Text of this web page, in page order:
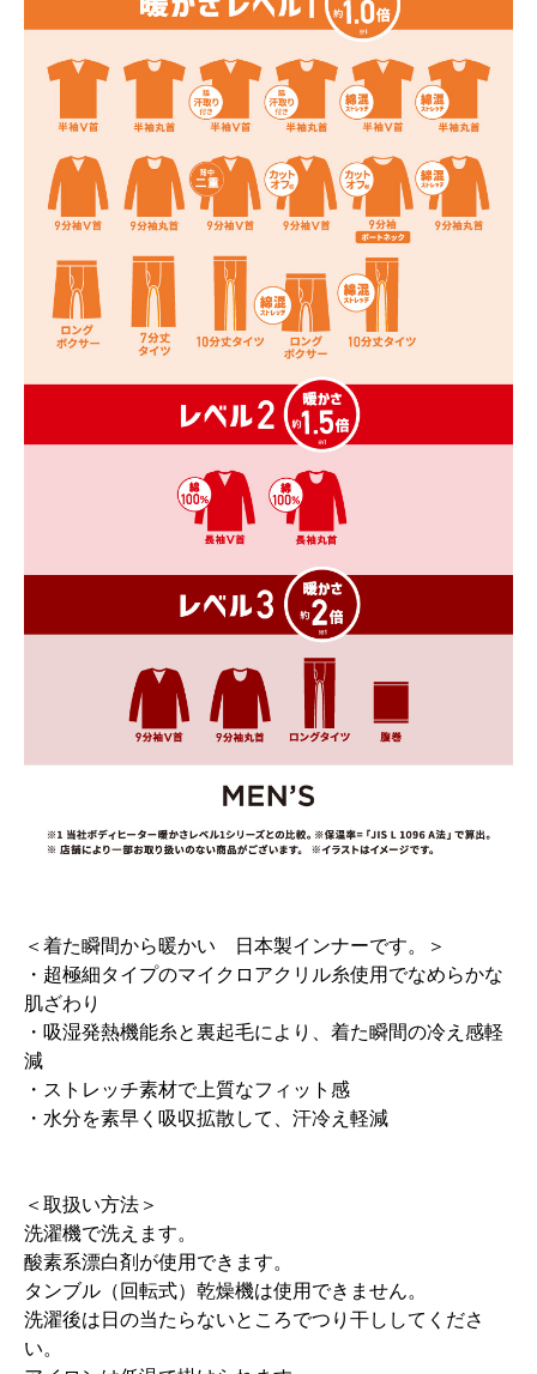
＜着た瞬間から暖かい 日本製インナーです。＞
・超極細タイプのマイクロアクリル糸使用でなめらかな
肌ざわり
・吸湿発熱機能糸と裏起毛により、着た瞬間の冷え感軽
減
・ストレッチ素材で上質なフィット感
・水分を素早く吸収拡散して、汗冷え軽減
＜取扱い方法＞
洗濯機で洗えます。
酸素系漂白剤が使用できます。
タンブル（回転式）乾燥機は使用できません。
洗濯後は日の当たらないところでつり干ししてくださ
い。